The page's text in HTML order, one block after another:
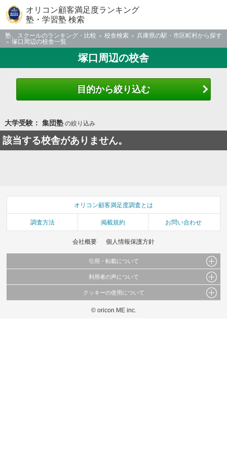
オリコン顧客満足度ランキング
塾・学習塾 検索
塾、スクールのランキング・比較 校舎検索
兵庫県の駅・市区町村から探す
塚口周辺の校舎一覧
塚口周辺の校舎
目的から絞り込む
大学受験： 集団塾の絞り込み
該当する校舎がありません。
オリコン顧客満足度調査とは
調査方法 掲載規約 お問い合わせ
会社概要 個人情報保護方針
引用・転載について
当サイトで公開されている情報（文字、写真、イラスト、画像データ等）及びこれらの配
これらの情報を権利者の許可なく無断転載・複製などの二次利用を行うことは固く禁じて
利用者の声について
当サイトに掲載している内容はすべてサービスの利用者が提出された見解・感想です。
弊社の見解・ 意見ではないことをご理解いただいた上でご覧ください。
クッキーの使用について
このサイトでは Cookie を使用して、ユーザーに合わせたコンテンツや広告の表示、ソー
© oricon ME inc.